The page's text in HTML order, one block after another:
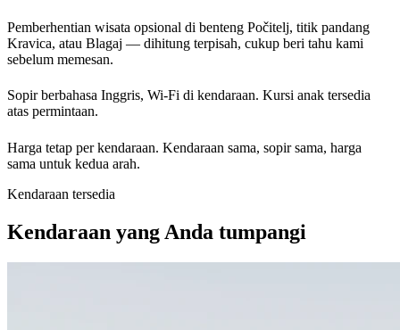
Pemberhentian wisata opsional di benteng Počitelj, titik pandang
Kravica, atau Blagaj — dihitung terpisah, cukup beri tahu kami
sebelum memesan.
Sopir berbahasa Inggris, Wi-Fi di kendaraan. Kursi anak tersedia
atas permintaan.
Harga tetap per kendaraan. Kendaraan sama, sopir sama, harga
sama untuk kedua arah.
Kendaraan tersedia
Kendaraan yang Anda tumpangi